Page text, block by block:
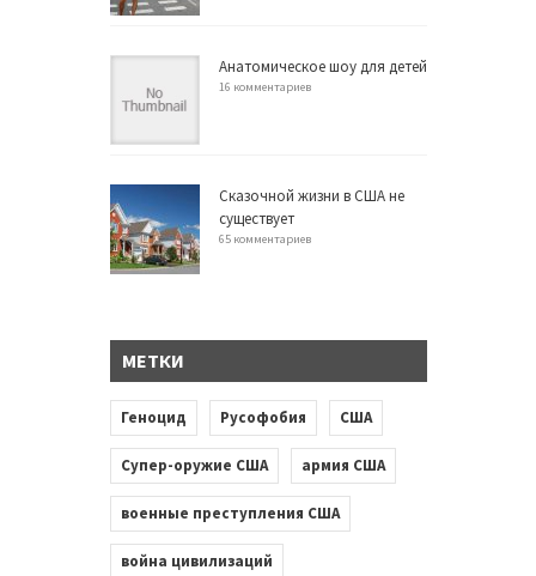
Анатомическое шоу для детей
16 комментариев
Сказочной жизни в США не
существует
65 комментариев
МЕТКИ
Геноцид Русофобия США
Супер-оружие США армия США
военные преступления США
война цивилизаций